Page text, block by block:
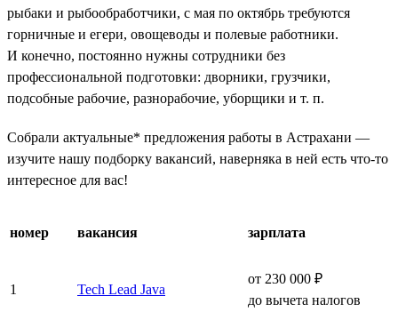
рыбаки и рыбообработчики, с мая по октябрь требуются
горничные и егери, овощеводы и полевые работники.
И конечно, постоянно нужны сотрудники без
профессиональной подготовки: дворники, грузчики,
подсобные рабочие, разнорабочие, уборщики и т. п.
Собрали актуальные* предложения работы в Астрахани —
изучите нашу подборку вакансий, наверняка в ней есть что-то
интересное для вас!
номер вакансия зарплата
1 Tech Lead Java
от 230 000 ₽
до вычета налогов